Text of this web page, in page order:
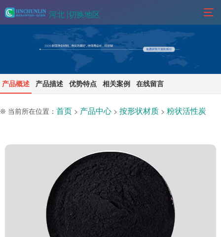
河北 |切换地区
产品概述 产品描述 优势特点 相关案例 在线留言
❊ 当前所在位置： 首页 > 产品中心 > 按形状材质 > 粉状活性炭